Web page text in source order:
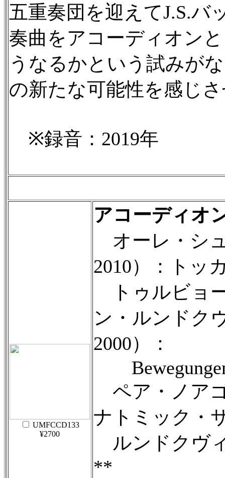
五重奏団を迎えてJ.S.バ
奏曲をアコーディオン
うなるかという試みが
の新たな可能性を感じ
※録音：2019年
UMFCCD133
¥2700
アコーディオ
オーレ・シ
2010）：トッ
トゥルビョ
ン・ルンドク
2000）：
ペア・ノア
ナトミック・
ルンドクヴ
**